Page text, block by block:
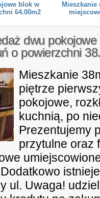
blok w
64.00m2
dwu pokojowe
o powierzchni
Mieszkanie
piętrze
pokojowe,
kuchnią, po
Prezentujemy
przytulne oraz
ul. Uwaga!